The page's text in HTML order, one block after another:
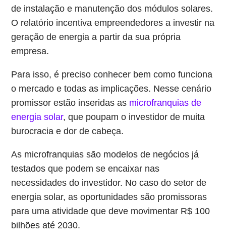
de instalação e manutenção dos módulos solares.
O relatório incentiva empreendedores a investir na
geração de energia a partir da sua própria
empresa.
Para isso, é preciso conhecer bem como funciona
o mercado e todas as implicações. Nesse cenário
promissor estão inseridas as microfranquias de
energia solar, que poupam o investidor de muita
burocracia e dor de cabeça.
As microfranquias são modelos de negócios já
testados que podem se encaixar nas
necessidades do investidor. No caso do setor de
energia solar, as oportunidades são promissoras
para uma atividade que deve movimentar R$ 100
bilhões até 2030.